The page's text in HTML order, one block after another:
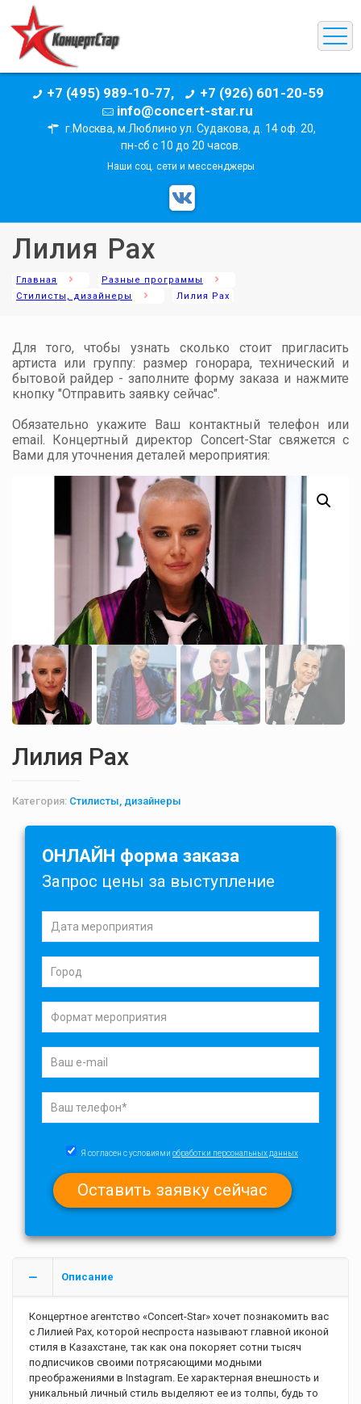
+7 (495) 989-10-77,
+7 (926) 601-20-59
info@concert-star.ru
г.Москва, м.Люблино ул. Судакова, д. 14 оф. 20,
пн-сб с 10 до 20 часов.
Наши соц. сети и мессенджеры
Лилия Рах
Главная
Разные программы
Стилисты, дизайнеры
Лилия Рах
Для того, чтобы узнать сколько стоит пригласить
артиста или группу: размер гонорара, технический и
бытовой райдер - заполните форму заказа и нажмите
кнопку "Отправить заявку сейчас".
Обязательно укажите Ваш контактный телефон или
email. Концертный директор Concert-Star свяжется с
Вами для уточнения деталей мероприятия:
Лилия Рах
Категория: Стилисты, дизайнеры
ОНЛАЙН форма заказа
Запрос цены за выступление
Я согласен с условиями обработки персональных данных
Описание
Концертное агентство «Concert-Star» хочет познакомить вас
с Лилией Рах, которой неспроста называют главной иконой
стиля в Казахстане, так как она покоряет сотни тысяч
подписчиков своими потрясающими модными
преображениями в Instagram. Ее характерная внешность и
уникальный личный стиль выделяют ее из толпы, будь то